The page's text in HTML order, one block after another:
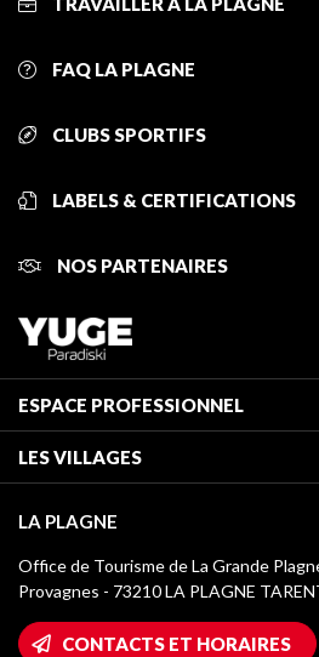
FAQ LA PLAGNE
CLUBS SPORTIFS
LABELS & CERTIFICATIONS
NOS PARTENAIRES
ESPACE PROFESSIONNEL
Classement des meublés
Taxe de séjour
Médiathèque
Logos La Plagne
Accès Wifi
LES VILLAGES
Montchavin - Les Coches
Champagny-en-Vanoise
Plagne 1800
LA PLAGNE
Office de Tourisme de La Grande
Provagnes - 73210 LA PLAGNE
CONTACTS ET HORAIRES